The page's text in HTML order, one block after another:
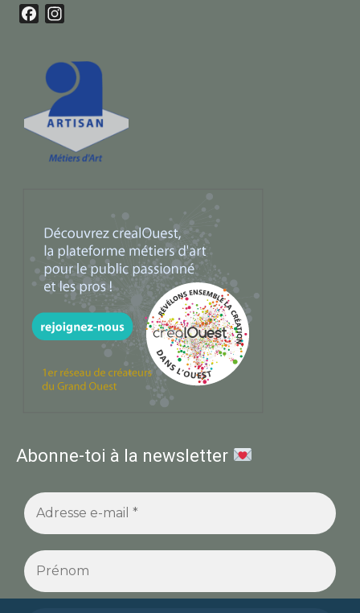
Facebook
Abonne-toi à la newsletter